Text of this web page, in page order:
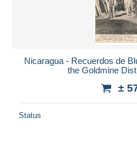
Nicaragua - Recuerdos de
the Goldmine
±
Status